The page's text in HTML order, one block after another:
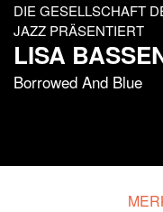
DIE GESELLSCHAFT
JAZZ PRÄSENTIERT
LISA
Borrowed And Blue